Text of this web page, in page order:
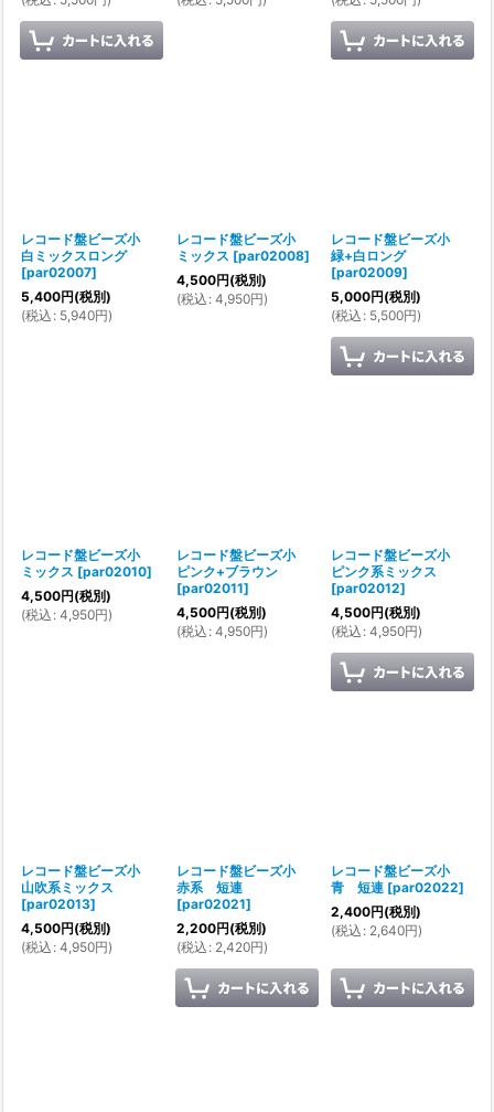
レコード盤ビーズ小
白ミックスロング
[par02007]
5,400円(税別)
(税込 : 5,940円)
レコード盤ビーズ小
ミックス [par02008]
4,500円(税別)
(税込 : 4,950円)
レコード盤ビーズ小
緑+白ロング
[par02009]
5,000円(税別)
(税込 : 5,500円)
レコード盤ビーズ小
ミックス [par02010]
4,500円(税別)
(税込 : 4,950円)
レコード盤ビーズ小
ピンク+ブラウン
[par02011]
4,500円(税別)
(税込 : 4,950円)
レコード盤ビーズ小
ピンク系ミックス
[par02012]
4,500円(税別)
(税込 : 4,950円)
レコード盤ビーズ小
山吹系ミックス
[par02013]
4,500円(税別)
(税込 : 4,950円)
レコード盤ビーズ小
赤系 短連
[par02021]
2,200円(税別)
(税込 : 2,420円)
レコード盤ビーズ小
青 短連 [par02022]
2,400円(税別)
(税込 : 2,640円)